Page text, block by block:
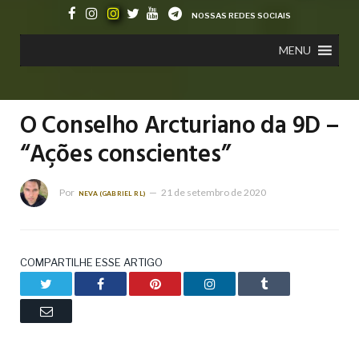
NOSSAS REDES SOCIAIS
MENU
O Conselho Arcturiano da 9D –
“Ações conscientes”
Por NEVA (GABRIEL RL) 21 de setembro de 2020
COMPARTILHE ESSE ARTIGO
Facebook Pinterest LinkedIn Tumblr
Email